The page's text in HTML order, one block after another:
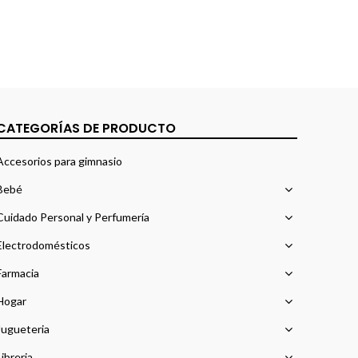
DE PRODUCTO
para gimnasio
Personal y Perfumería